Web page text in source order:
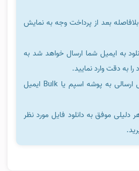
بعد از پرداخت وجه به نمایش
به ایمیل شما ارسال خواهد شد به
به دقت وارد نمایید.
ممکن است ایمیل ارسالی به پوشه اسپم یا Bulk ایمیل
دلیلی موفق به دانلود فایل مورد نظر